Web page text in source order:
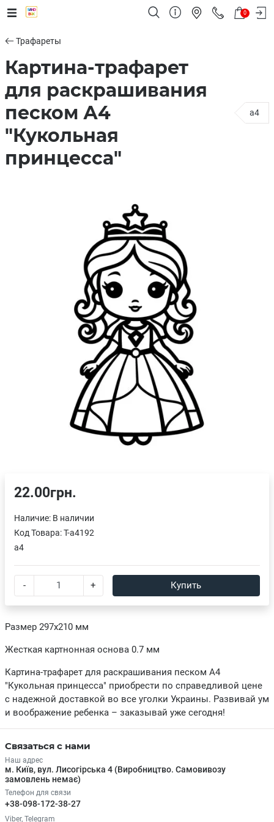
0
Трафареты
Картина-трафарет
для раскрашивания
песком А4
"Кукольная
принцесса"
a4
Размер 297х210 мм
Жесткая картнонная основа 0.7 мм
Картина-трафарет для раскрашивания песком А4
"Кукольная принцесса" приобрести по справедливой цене
с надежной доставкой во все уголки Украины. Развивай ум
и воображение ребенка – заказывай уже сегодня!
22.00грн.
Наличие: В наличии
Код Товара:T-a4192
a4
- + Купить
Связаться с нами
Наш адрес
м. Київ, вул. Лисогірська 4 (Виробництво. Самовивозу
замовлень немає)
Телефон для связи
+38-098-172-38-27
Viber, Telegram